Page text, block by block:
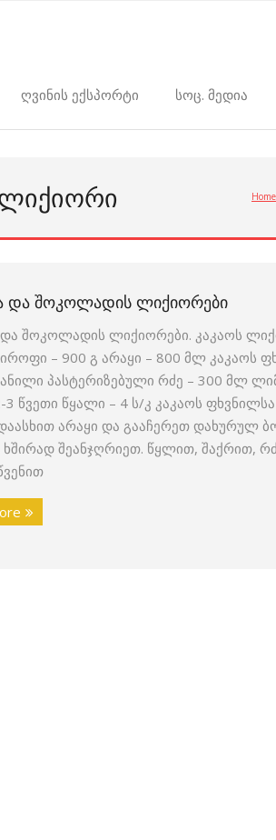
ღვინის ექსპორტი სოც. მედია
ᲚᲘᲥᲘᲝᲠᲘ Home
ᲓᲐ ᲨᲝᲙᲝᲚᲐᲓᲘᲡ ᲚᲘᲥᲘᲝᲠᲔᲑᲘ
და შოკოლადის ლიქიორები. კაკაოს
– 900 გ არაყი – 800 მლ კაკაოს
პასტერიზებული რძე – 300 მლ
3 წვეთი წყალი – 4 ს/კ კაკაოს
არაყი და გააჩერეთ დახურულ
შეანჯღრიეთ. წყლით, შაქრით,